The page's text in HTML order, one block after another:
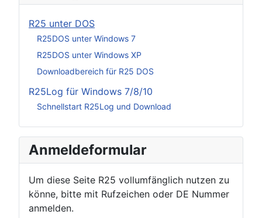
R25 unter DOS
R25DOS unter Windows 7
R25DOS unter Windows XP
Downloadbereich für R25 DOS
R25Log für Windows 7/8/10
Schnellstart R25Log und Download
Anmeldeformular
Um diese Seite R25 vollumfänglich nutzen zu
könne, bitte mit Rufzeichen oder DE Nummer
anmelden.